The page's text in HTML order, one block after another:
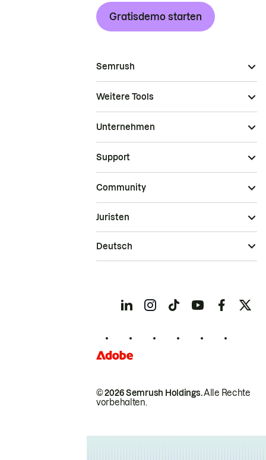
Gratisdemo starten
Semrush
Weitere Tools
Unternehmen
Support
Community
© 2026 Semrush Holdings.Alle Rechte
vorbehalten.
Juristen
Deutsch